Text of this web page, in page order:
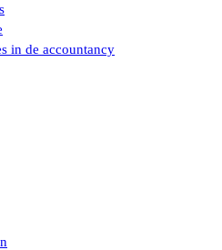
in de accountancy